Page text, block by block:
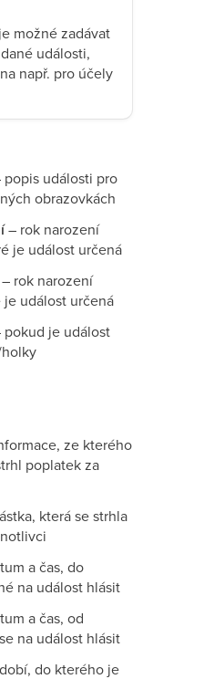
možné zadávat
události,
např. pro účely
popis události pro
obrazovkách
– rok narození
je událost určená
rok narození
událost určená
je událost
ze kterého
poplatek za
která se strhla
a čas, do
na událost hlásit
a čas, od
na událost hlásit
do kterého je